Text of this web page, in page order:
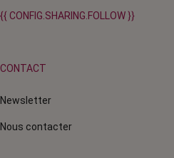
{{ CONFIG.SHARING.FOLLOW }}
CONTACT
Newsletter
Nous contacter